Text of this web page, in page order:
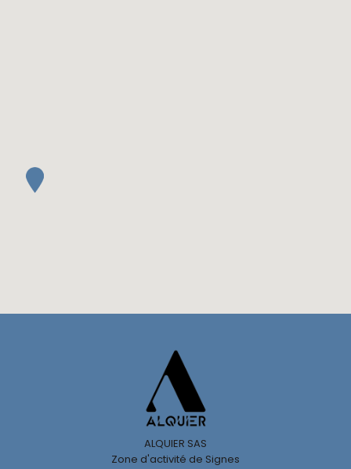
ALQUIER SAS
Zone d'activité de Signes